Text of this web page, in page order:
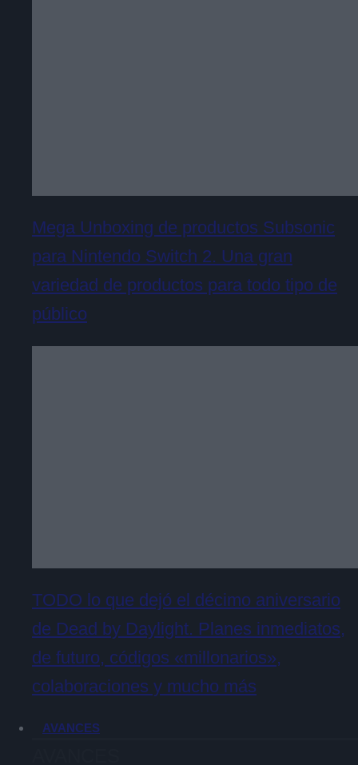
Mega Unboxing de productos Subsonic
para Nintendo Switch 2. Una gran
variedad de productos para todo tipo de
público
TODO lo que dejó el décimo aniversario
de Dead by Daylight. Planes inmediatos,
de futuro, códigos «millonarios»,
colaboraciones y mucho más
AVANCES